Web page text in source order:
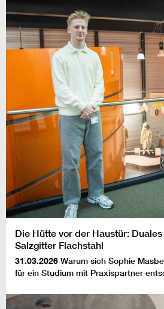
Die Hütte vor der Haustür:
Salzgitter Flachstahl
31.03.2026 Warum sich Sophie
für ein Studium mit Praxispartner